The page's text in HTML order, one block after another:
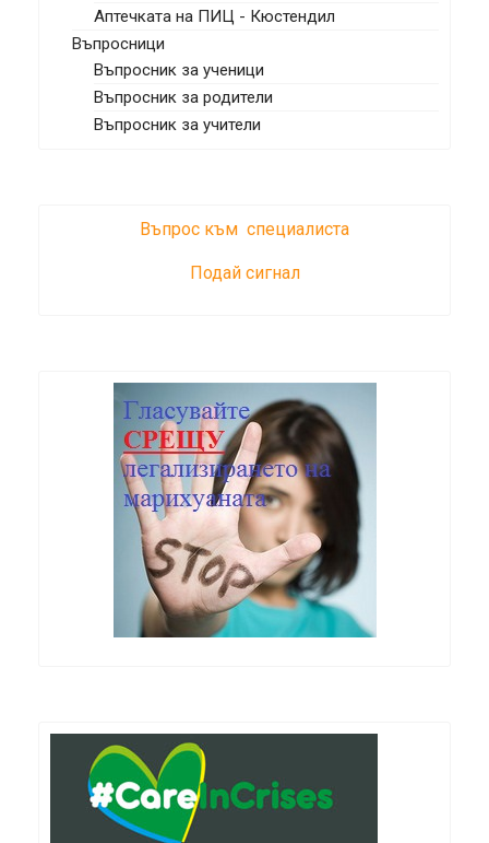
Аптечката на ПИЦ - Кюстендил
Въпросници
Въпросник за ученици
Въпросник за родители
Въпросник за учители
Въпрос към специалиста
Подай сигнал